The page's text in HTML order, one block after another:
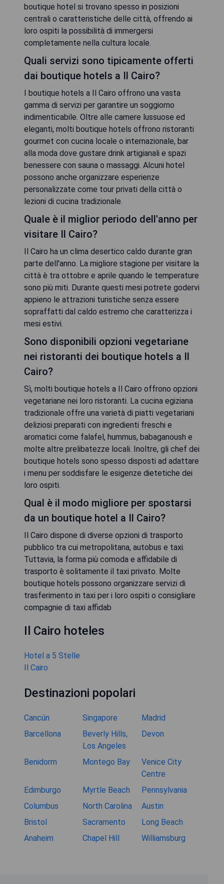
boutique hotel si trovano spesso in posizioni
centrali o caratteristiche delle città, offrendo ai
loro ospiti la possibilità di immergersi
completamente nella cultura locale.
Quali servizi sono tipicamente offerti
dai boutique hotels a Il Cairo?
I boutique hotels a Il Cairo offrono una vasta
gamma di servizi per garantire un soggiorno
indimenticabile. Oltre alle camere lussuose ed
eleganti, molti boutique hotels offrono ristoranti
gourmet con cucina locale o internazionale, bar
alla moda dove gustare drink artigianali e spazi
benessere con sauna o massaggi. Alcuni hotel
possono anche organizzare esperienze
personalizzate come tour privati della città o
lezioni di cucina tradizionale.
Quale è il miglior periodo dell'anno per
visitare Il Cairo?
Il Cairo ha un clima desertico caldo durante gran
parte dell'anno. La migliore stagione per visitare la
città è tra ottobre e aprile quando le temperature
sono più miti. Durante questi mesi potrete godervi
appieno le attrazioni turistiche senza essere
sopraffatti dal caldo estremo che caratterizza i
mesi estivi.
Sono disponibili opzioni vegetariane
nei ristoranti dei boutique hotels a Il
Cairo?
Sì, molti boutique hotels a Il Cairo offrono opzioni
vegetariane nei loro ristoranti. La cucina egiziana
tradizionale offre una varietà di piatti vegetariani
deliziosi preparati con ingredienti freschi e
aromatici come falafel, hummus, babaganoush e
molte altre prelibatezze locali. Inoltre, gli chef dei
boutique hotels sono spesso disposti ad adattare
i menu per soddisfare le esigenze dietetiche dei
loro ospiti.
Qual è il modo migliore per spostarsi
da un boutique hotel a Il Cairo?
Il Cairo dispone di diverse opzioni di trasporto
pubblico tra cui metropolitana, autobus e taxi.
Tuttavia, la forma più comoda e affidabile di
trasporto è solitamente il taxi privato. Molte
boutique hotels possono organizzare servizi di
trasferimento in taxi per i loro ospiti o consigliare
compagnie di taxi affidab
Il Cairo hoteles
Hotel a 5 Stelle
Il Cairo
Destinazioni popolari
Cancún Singapore
Madrid
Barcellona
Beverly Hills,
Los Angeles
Devon
Benidorm Montego Bay
Venice City
Centre
Edimburgo
Myrtle Beach
Pennsylvania
Columbus
North Carolina
Austin
Bristol
Sacramento
Long Beach
Anaheim
Chapel Hill Williamsburg